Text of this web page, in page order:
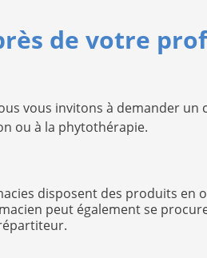
de votre
vous invitons à demander un
ou à la phytothérapie.
disposent des produits en
peut également se